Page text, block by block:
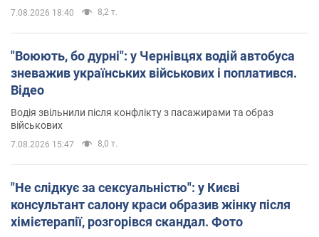
7.08.2026 18:40 8,2 т.
"Воюють, бо дурні": у Чернівцях водій автобуса
зневажив українських військових і поплатився.
Відео
Водія звільнили після конфлікту з пасажирами та образ
військових
7.08.2026 15:47 8,0 т.
"Не слідкує за сексуальністю": у Києві
консультант салону краси образив жінку після
хімієтерапії, розгорівся скандал. Фото